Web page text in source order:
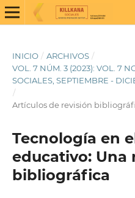
INICIO / ARCHIVOS /
VOL. 7 NÚM. 3 (2023): VOL. 7
SOCIALES, SEPTIEMBRE -
/
Artículos de revisión
Tecnología en
educativo: Una
bibliográfica